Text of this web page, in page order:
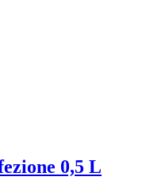
0,5 L